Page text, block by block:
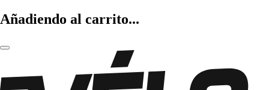
Añadiendo al carrito...